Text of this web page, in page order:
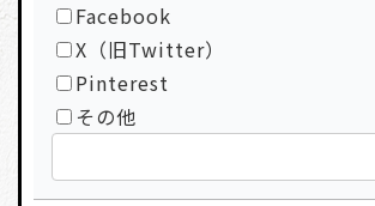
Facebook
X（旧Twitter）
Pinterest
その他